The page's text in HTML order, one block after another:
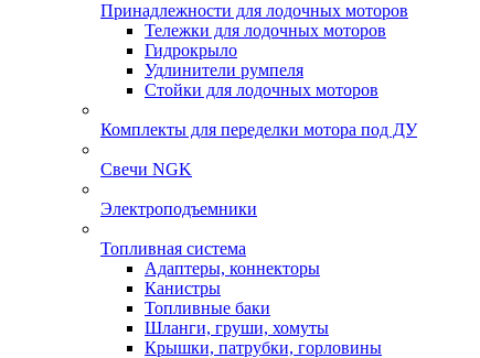
Принадлежности для лодочных моторов
Тележки для лодочных моторов
Гидрокрыло
Удлинители румпеля
Стойки для лодочных моторов
Комплекты для переделки мотора под ДУ
Свечи NGK
Электроподъемники
Топливная система
Адаптеры, коннекторы
Канистры
Топливные баки
Шланги, груши, хомуты
Крышки, патрубки, горловины